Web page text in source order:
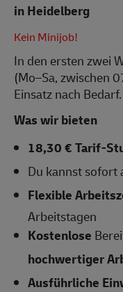
in Heidelberg
Kein Minijob!
In den ersten zwei
(Mo–Sa, zwischen
Einsatz nach Bedarf.
Was wir bieten
18,30 € Tarif-
Du kannst sofort
Flexible
Arbeitstagen
Kostenlose
hochwertiger
Ausführliche